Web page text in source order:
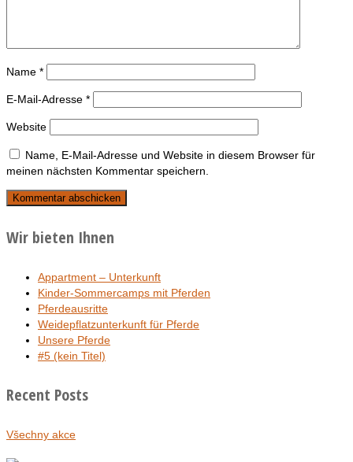
Name *
E-Mail-Adresse *
Website
Name, E-Mail-Adresse und Website in diesem Browser für
meinen nächsten Kommentar speichern.
Wir bieten Ihnen
Appartment – Unterkunft
Kinder-Sommercamps mit Pferden
Pferdeausritte
Weidepflatzunterkunft für Pferde
Unsere Pferde
#5 (kein Titel)
Recent Posts
Všechny akce